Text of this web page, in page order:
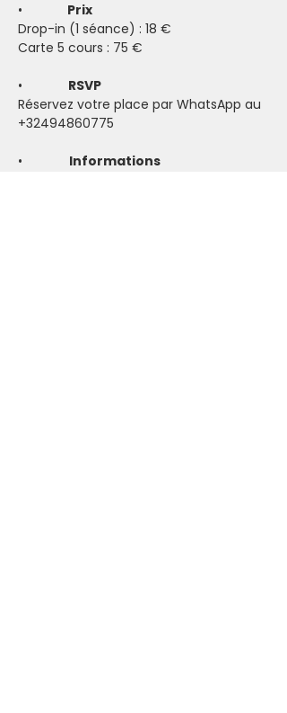
•
Prix
Drop-in (1 séance) : 18 €
Carte 5 cours : 75 €
•
RSVP
Réservez votre place par WhatsApp au
+32494860775
• Informations